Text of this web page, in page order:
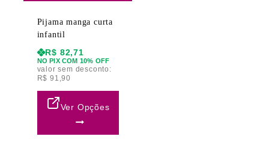
Pijama manga curta
infantil
R$ 82,71
NO PIX COM 10% OFF
valor sem desconto:
R$ 91,90
Ver Opções